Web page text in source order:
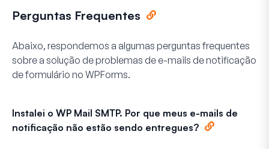
Perguntas Frequentes
Abaixo, respondemos a algumas perguntas frequentes
sobre a solução de problemas de e-mails de notificação
de formulário no WPForms.
Instalei o WP Mail SMTP. Por que meus e-mails de
notificação não estão sendo entregues?